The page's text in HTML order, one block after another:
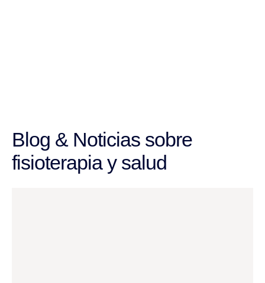
Blog & Noticias sobre
fisioterapia y salud